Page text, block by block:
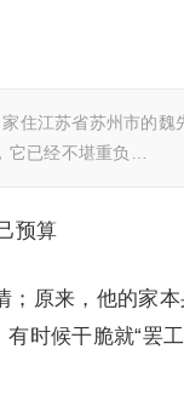
住江苏省苏州市的魏
它已经不堪重负…
预算
；原来，他的家
时候干脆就“罢